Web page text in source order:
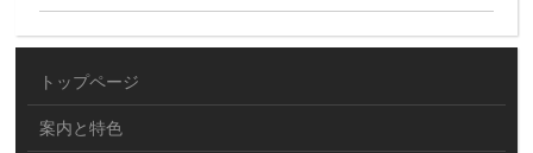
トップページ
案内と特色